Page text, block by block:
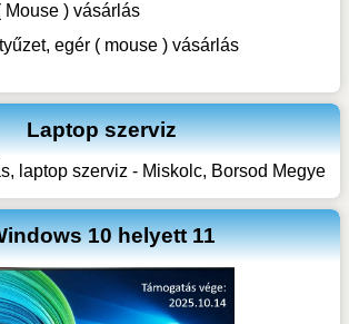
Mouse ) vásárlás
egér ( mouse ) vásárlás
Laptop szerviz
laptop szerviz - Miskolc, Borsod Megye
10 helyett 11